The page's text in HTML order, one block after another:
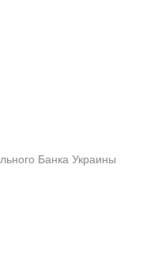
Банка Украины